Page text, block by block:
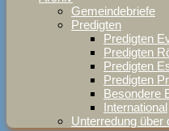
Gemeindebriefe
Predigten
Predigten
Predigten
Predigten
Predigten
Besondere
International
Unterredung über